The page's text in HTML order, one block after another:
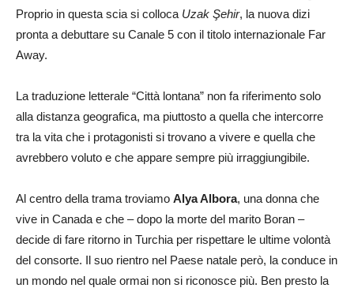
Proprio in questa scia si colloca Uzak Şehir, la nuova dizi
pronta a debuttare su Canale 5 con il titolo internazionale Far
Away.
La traduzione letterale “Città lontana” non fa riferimento solo
alla distanza geografica, ma piuttosto a quella che intercorre
tra la vita che i protagonisti si trovano a vivere e quella che
avrebbero voluto e che appare sempre più irraggiungibile.
Al centro della trama troviamo Alya Albora, una donna che
vive in Canada e che – dopo la morte del marito Boran –
decide di fare ritorno in Turchia per rispettare le ultime volontà
del consorte. Il suo rientro nel Paese natale però, la conduce in
un mondo nel quale ormai non si riconosce più. Ben presto la